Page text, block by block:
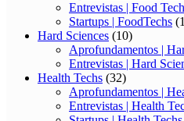
Entrevistas | Food
Startups | FoodTechs
Hard Sciences (10)
Aprofundamentos |
Entrevistas | Hard
Health Techs (32)
Aprofundamentos |
Entrevistas | Health